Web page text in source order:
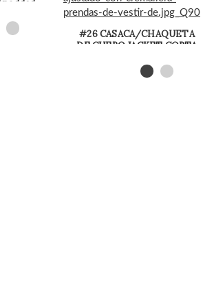
padded
#26 CASACA/CHAQUETA
DE CUERO JACKET CORTA